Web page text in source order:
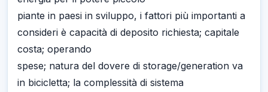
piante in paesi in sviluppo, i fattori più importanti a
consideri è capacità di deposito richiesta; capitale
costa; operando
spese; natura del dovere di storage/generation va
in bicicletta; la complessità di sistema